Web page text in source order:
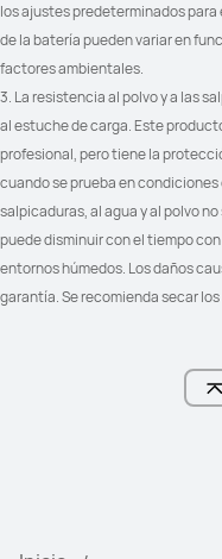
Compatible con iOS,
EMUI
los ajustes predeterminados para
de la batería pueden variar en
factores ambientales.
3. La resistencia al polvo y a las
al estuche de carga. Este
profesional, pero tiene la
cuando se prueba en
salpicaduras, al agua y al polvo
puede disminuir con el tiempo
entornos húmedos. Los daños
garantía. Se recomienda secar